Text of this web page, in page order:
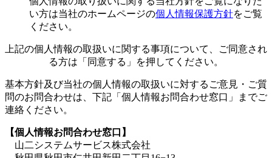
い方は当社のホームページの個人情報保護方針をご覧
ください。
上記の個人情報の取扱いに関する事項について、ご同意され
る方は「同意する」を押してください。
基本方針及び当社の個人情報の取扱いに対するご意見・ご質
問のお問合わせは、下記「個人情報お問合わせ窓口」までご
連絡ください。
【個人情報お問合わせ窓口】
山二システムサービス株式会社